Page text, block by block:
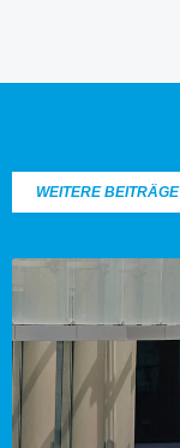
WEITERE BEITRÄGE